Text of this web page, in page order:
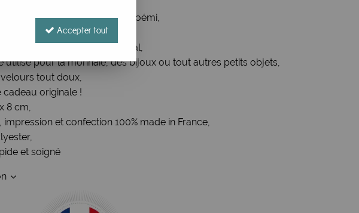
monnaie fantaisie Atelier de Noémi,
thème Après la pluie,
par zip avec un anneau métal,
utilisé pour la monnaie, des bijoux ou tout autres petits objets,
tout doux,
cadeau originale !
8 cm,
impression et confection 100% made in France,
et soigné
Accepter tout